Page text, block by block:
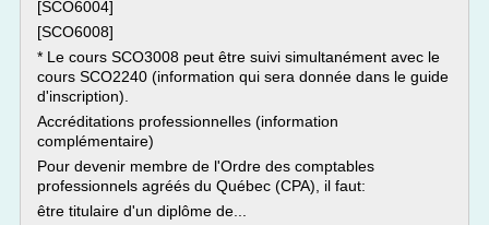
[SCO6004]
[SCO6008]
* Le cours SCO3008 peut être suivi simultanément avec le
cours SCO2240 (information qui sera donnée dans le guide
d'inscription).
Accréditations professionnelles (information
complémentaire)
Pour devenir membre de l'Ordre des comptables
professionnels agréés du Québec (CPA), il faut:
être titulaire d'un diplôme de...